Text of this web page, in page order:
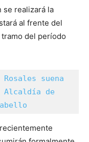
se realizará la
al frente del
del período
Rosales suena
Alcaldía de